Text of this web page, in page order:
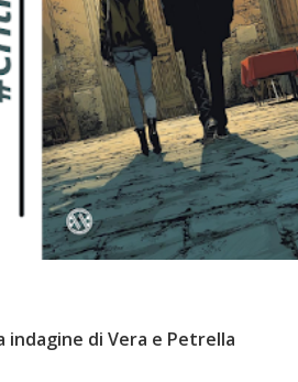
indagine di Vera e Petrella